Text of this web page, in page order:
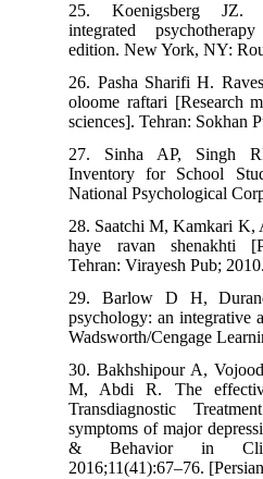
25. Koenigsberg JZ.
integrated
edition. New York, NY:
26. Pasha Sharifi H.
oloome raftari [Research
sciences]. Tehran: Sokhan
27. Sinha AP, Singh
Inventory for School
National Psychological
28. Saatchi M, Kamkari
haye ravan shenakhti
Tehran: Virayesh Pub;
29. Barlow D H,
psychology: an
Wadsworth/Cengage
30. Bakhshipour A,
M, Abdi R. The
Transdiagnostic
symptoms of major
& Behavior in
2016;11(41):67–76.